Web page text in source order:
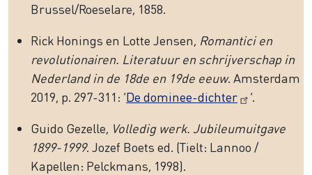
Brussel/Roeselare, 1858.
Rick Honings en Lotte Jensen, Romantici en
revolutionairen. Literatuur en schrijverschap in
Nederland in de 18de en 19de eeuw. Amsterdam
2019, p. 297-311: ‘De dominee-dichter
’.
Guido Gezelle, Volledig werk. Jubileumuitgave
1899-1999. Jozef Boets ed. (Tielt: Lannoo /
Kapellen: Pelckmans, 1998).